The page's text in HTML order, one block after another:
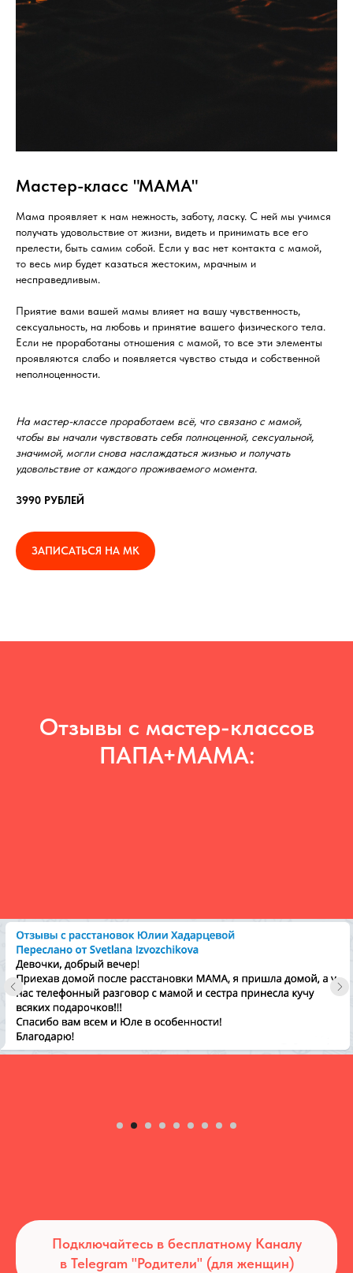
Мастер-класс "МАМА"
Мама проявляет к нам нежность, заботу, ласку. С ней мы учимся
получать удовольствие от жизни, видеть и принимать все его
прелести, быть самим собой. Если у вас нет контакта с мамой,
то весь мир будет казаться жестоким, мрачным и
несправедливым.
Приятие вами вашей мамы влияет на вашу чувственность,
сексуальность, на любовь и принятие вашего физического тела.
Если не проработаны отношения с мамой, то все эти элементы
проявляются слабо и появляется чувство стыда и собственной
неполноценности.
На мастер-классе проработаем всё, что связано с мамой,
чтобы вы начали чувствовать себя полноценной, сексуальной,
значимой, могли снова наслаждаться жизнью и получать
удовольствие от каждого проживаемого момента.
3990 РУБЛЕЙ
ЗАПИСАТЬСЯ НА МК
Отзывы с мастер-классов
ПАПА+МАМА:
Подключайтесь в бесплатному Каналу
в Telegram "Родители" (для женщин)